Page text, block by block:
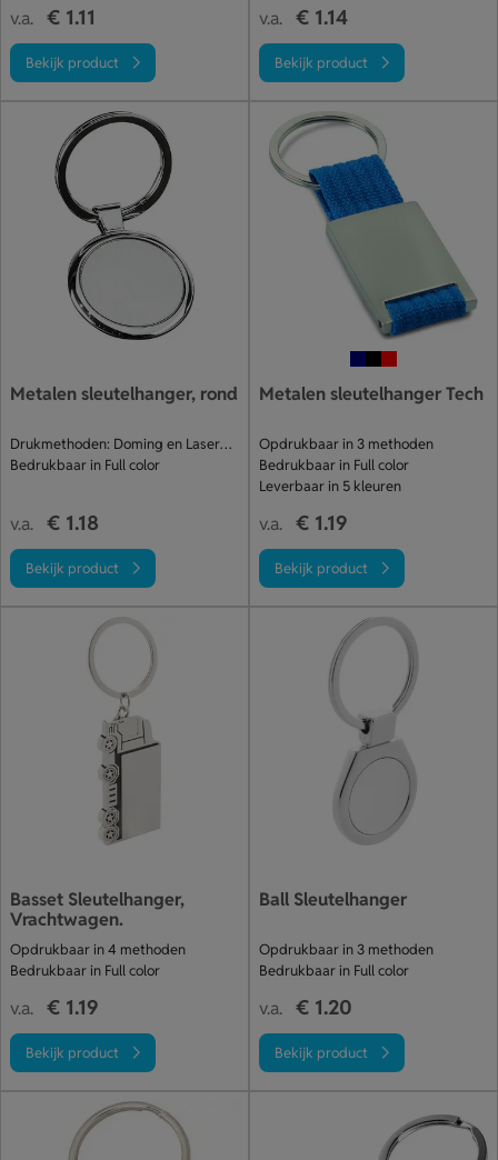
v.a. € 1.11
Bekijk product
v.a. € 1.14
Bekijk product
Metalen sleutelhanger, rond
Drukmethoden: Doming en Lasergraveren
Bedrukbaar in Full color
v.a. € 1.18
Bekijk product
Metalen sleutelhanger Tech
Opdrukbaar in 3 methoden
Bedrukbaar in Full color
Leverbaar in 5 kleuren
v.a. € 1.19
Bekijk product
Basset Sleutelhanger,
Vrachtwagen.
Opdrukbaar in 4 methoden
Bedrukbaar in Full color
v.a. € 1.19
Bekijk product
Ball Sleutelhanger
Opdrukbaar in 3 methoden
Bedrukbaar in Full color
v.a. € 1.20
Bekijk product